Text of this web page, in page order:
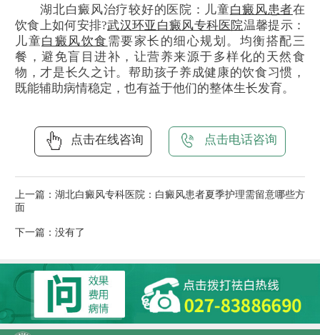
湖北白癜风治疗较好的医院：儿童白癜风患者在
饮食上如何安排?武汉环亚白癜风专科医院温馨提示：
儿童白癜风饮食 需要家长的细心规划。均衡搭配三
餐，避免盲目进补，让营养来源于多样化的天然食
物，才是长久之计。帮助孩子养成健康的饮食习惯，
既能辅助病情稳定，也有益于他们的整体生长发育。
点击在线咨询 点击电话咨询
上一篇： 湖北白癜风专科医院：白癜风患者夏季护理需留意哪些方
面
下一篇：没有了